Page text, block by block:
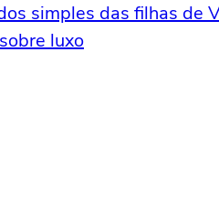
simples das filhas de
luxo